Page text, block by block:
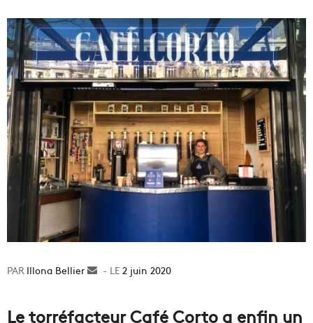
Illona Bellier
Envoyer2 juin 2020
Le torréfacteur Café Corto a enfin un